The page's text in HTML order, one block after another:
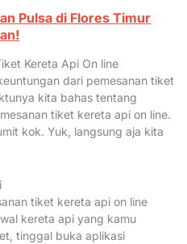
Pulsa di Flores Timur
Kereta Api On line
dari pemesanan tiket
kita bahas tentang
tiket kereta api on line.
kok. Yuk, langsung aja kita
tiket kereta api on line
kereta api yang kamu
tinggal buka aplikasi